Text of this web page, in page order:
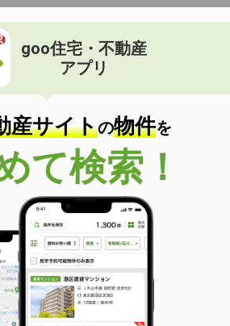
goo住宅・不動産
アプリ
産サイトの物件を
て検索！